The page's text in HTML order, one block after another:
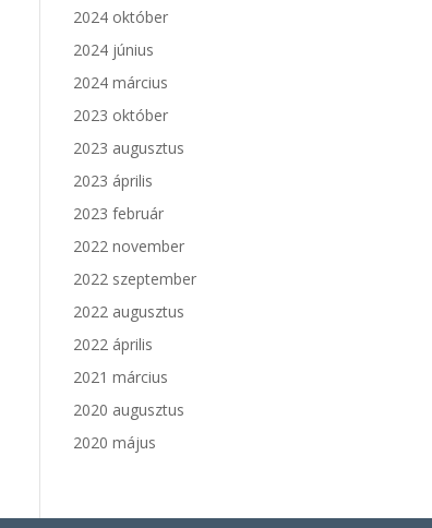
2024 október
2024 június
2024 március
2023 október
2023 augusztus
2023 április
2023 február
2022 november
2022 szeptember
2022 augusztus
2022 április
2021 március
2020 augusztus
2020 május